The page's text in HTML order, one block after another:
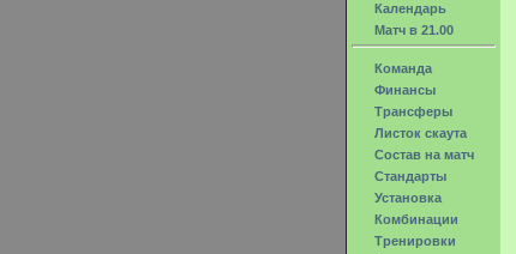
Календарь
Матч в 21.00
Команда
Финансы
Трансферы
Листок скаута
Состав на матч
Стандарты
Установка
Комбинации
Тренировки